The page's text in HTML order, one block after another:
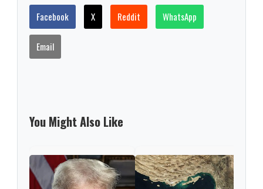
Facebook X Reddit WhatsApp
Email
You Might Also Like